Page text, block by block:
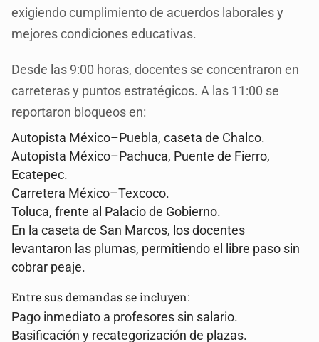
exigiendo cumplimiento de acuerdos laborales y
mejores condiciones educativas.
Desde las 9:00 horas, docentes se concentraron en
carreteras y puntos estratégicos. A las 11:00 se
reportaron bloqueos en:
Autopista México–Puebla, caseta de Chalco.
Autopista México–Pachuca, Puente de Fierro,
Ecatepec.
Carretera México–Texcoco.
Toluca, frente al Palacio de Gobierno.
En la caseta de San Marcos, los docentes
levantaron las plumas, permitiendo el libre paso sin
cobrar peaje.
Entre sus demandas se incluyen:
Pago inmediato a profesores sin salario.
Basificación y recategorización de plazas.